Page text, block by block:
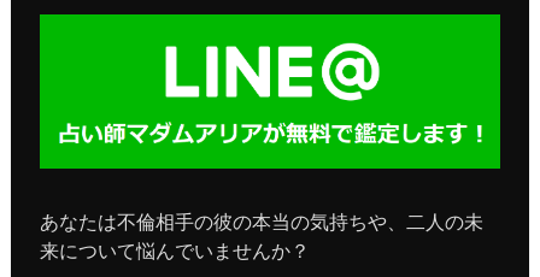
あなたは不倫相手の彼の本当の気持ちや、二人の未
来について悩んでいませんか？